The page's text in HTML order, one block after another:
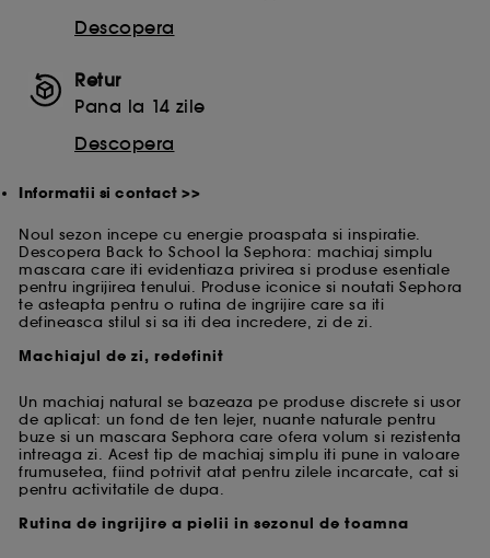
Descopera
Retur
Pana la 14 zile
Descopera
Informatii si contact >>
Noul sezon incepe cu energie proaspata si inspiratie.
Descopera Back to School la Sephora: machiaj simplu
mascara care iti evidentiaza privirea si produse esentiale
pentru ingrijirea tenului. Produse iconice si noutati Sephora
te asteapta pentru o rutina de ingrijire care sa iti
defineasca stilul si sa iti dea incredere, zi de zi.
Machiajul de zi, redefinit
Un machiaj natural se bazeaza pe produse discrete si usor
de aplicat: un fond de ten lejer, nuante naturale pentru
buze si un mascara Sephora care ofera volum si rezistenta
intreaga zi. Acest tip de machiaj simplu iti pune in valoare
frumusetea, fiind potrivit atat pentru zilele incarcate, cat si
pentru activitatile de dupa.
Rutina de ingrijire a pielii in sezonul de toamna